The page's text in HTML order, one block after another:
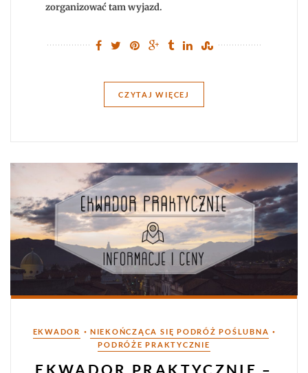
zorganizować tam wyjazd.
CZYTAJ WIĘCEJ
Kategorie
EKWADOR • NIEKOŃCZĄCA SIĘ PODRÓŻ POŚLUBNA •
PODRÓŻE PRAKTYCZNIE
EKWADOR PRAKTYCZNIE –